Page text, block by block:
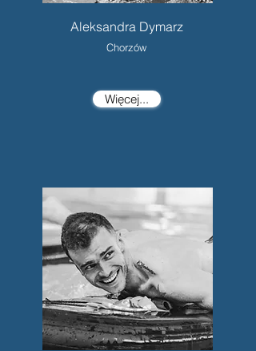
Aleksandra Dymarz
Chorzów
Więcej...